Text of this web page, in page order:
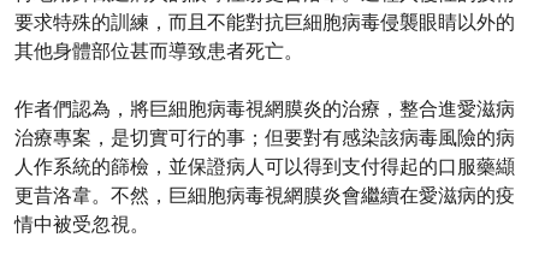
要求特殊的訓練，而且不能對抗巨細胞病毒侵襲眼睛以外的
其他身體部位甚而導致患者死亡。
作者們認為，將巨細胞病毒視網膜炎的治療，整合進愛滋病
治療專案，是切實可行的事；但要對有感染該病毒風險的病
人作系統的篩檢，並保證病人可以得到支付得起的口服藥纈
更昔洛韋。不然，巨細胞病毒視網膜炎會繼續在愛滋病的疫
情中被受忽視。